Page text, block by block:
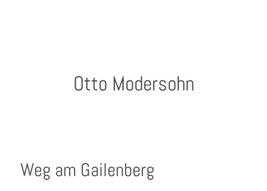
Otto Modersohn
Weg am Gailenberg